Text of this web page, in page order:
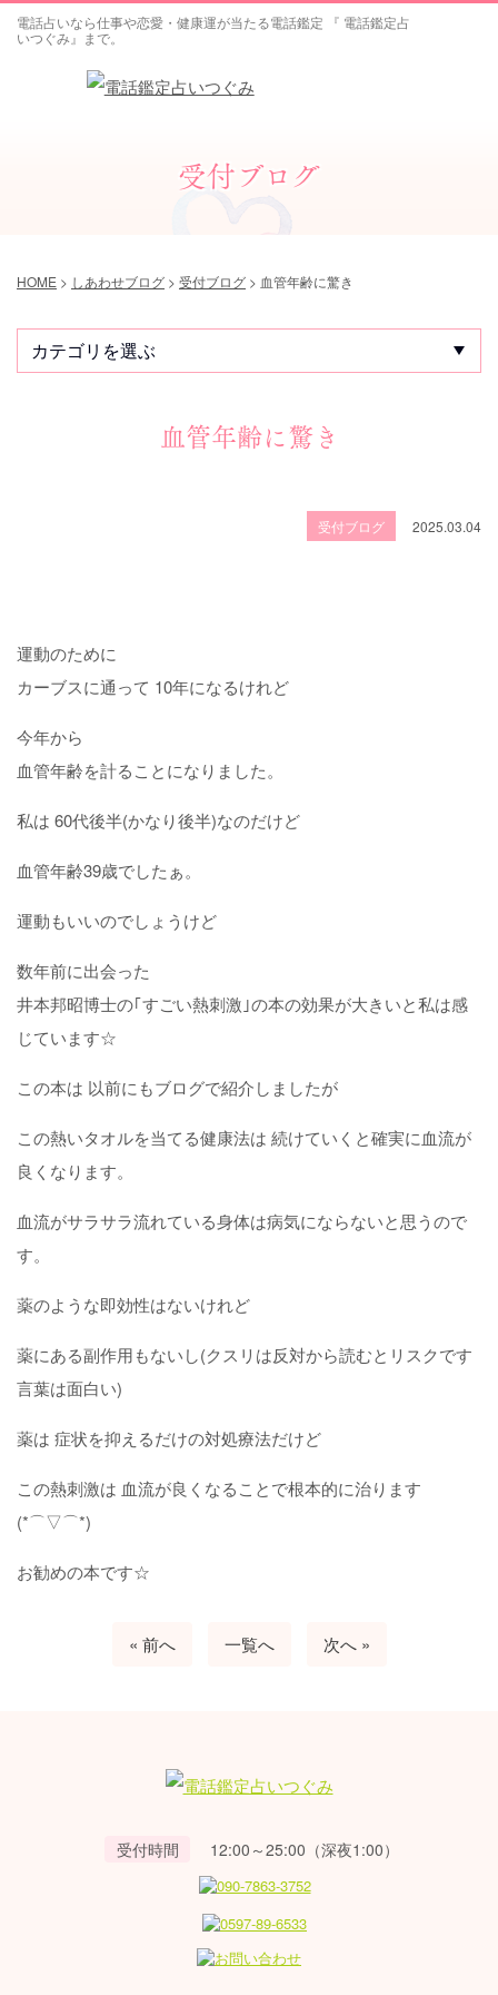
電話占いなら仕事や恋愛・健康運が当たる電話鑑定 『 電話鑑定占
いつぐみ』まで。
受付ブログ
HOME > しあわせブログ > 受付ブログ > 血管年齢に驚き
血管年齢に驚き
受付ブログ 2025.03.04
運動のために
カーブスに通って 10年になるけれど
今年から
血管年齢を計ることになりました。
私は 60代後半(かなり後半)なのだけど
血管年齢39歳でしたぁ。
運動もいいのでしょうけど
数年前に出会った
井本邦昭博士の｢すごい熱刺激｣の本の効果が大きいと私は感
じています☆
この本は 以前にもブログで紹介しましたが
この熱いタオルを当てる健康法は 続けていくと確実に血流が
良くなります。
血流がサラサラ流れている身体は病気にならないと思うので
す。
薬のような即効性はないけれど
薬にある副作用もないし(クスリは反対から読むとリスクです
言葉は面白い)
薬は 症状を抑えるだけの対処療法だけど
この熱刺激は 血流が良くなることで根本的に治ります
(*⌒▽⌒*)
お勧めの本です☆
« 前へ 一覧へ 次へ »
受付時間 12:00～25:00（深夜1:00）